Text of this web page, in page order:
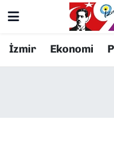
İzmir Ekonomi
Resmi İlanlar
Konak Nöbetçi
Süper Lig